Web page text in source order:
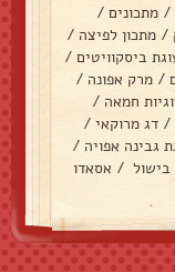
/ מתכונים /
/ מתכון לפיצה /
ביסקוויטים /
/ מרק אפונה /
חמאה /
/ דג מרוקאי /
גבינה אפויה /
בישול / אסאדו